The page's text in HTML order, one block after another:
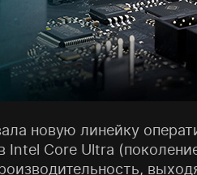
новую линейку
Intel Core Ultra